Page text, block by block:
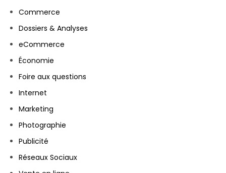
Commerce
Dossiers & Analyses
eCommerce
Économie
Foire aux questions
Internet
Marketing
Photographie
Publicité
Réseaux Sociaux